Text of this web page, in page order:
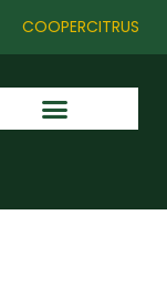
COOPERCITRUS